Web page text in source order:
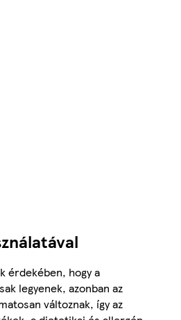
érdekében, hogy a
legyenek, azonban az
változnak, így az